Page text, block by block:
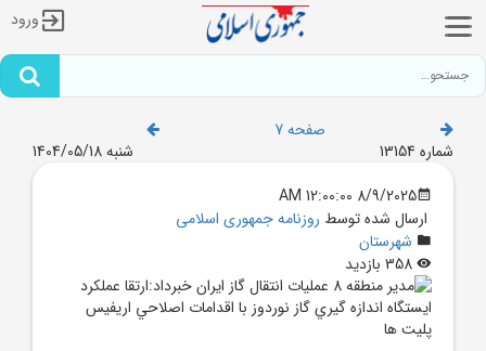
ورود
صفحه 7
شماره 13154
شنبه 1404/05/18
8/9/2025 12:00:00 AM
ارسال شده توسط روزنامه جمهوری اسلامی
شهرستان